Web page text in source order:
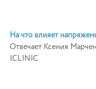
На что влияет
Отвечает Ксения
ICLINIC